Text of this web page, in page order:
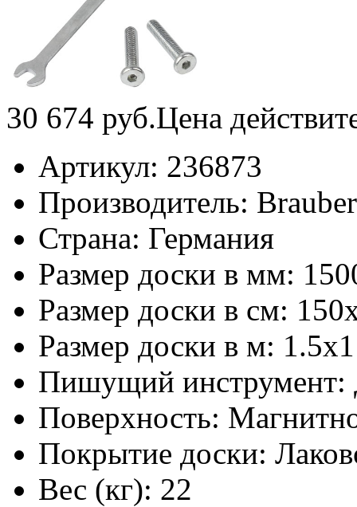
30 674 руб.Цена
Артикул: 236873
Производитель:
Страна: Германия
Размер доски в мм:
Размер доски в см:
Размер доски в м:
Пишущий инструмент:
Поверхность:
Покрытие доски:
Вес (кг): 22